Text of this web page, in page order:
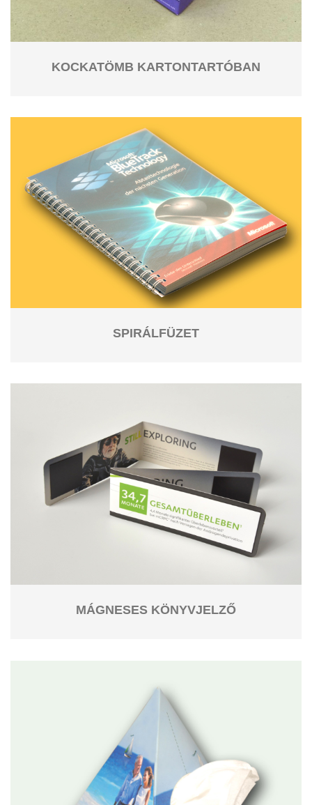
KOCKATÖMB KARTONTARTÓBAN
SPIRÁLFÜZET
MÁGNESES KÖNYVJELZŐ